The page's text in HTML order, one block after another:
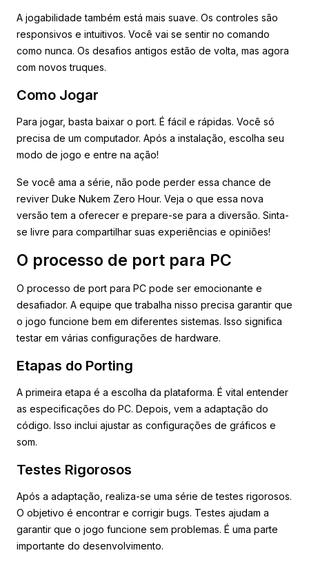
A jogabilidade também está mais suave. Os controles são
responsivos e intuitivos. Você vai se sentir no comando
como nunca. Os desafios antigos estão de volta, mas agora
com novos truques.
Como Jogar
Para jogar, basta baixar o port. É fácil e rápidas. Você só
precisa de um computador. Após a instalação, escolha seu
modo de jogo e entre na ação!
Se você ama a série, não pode perder essa chance de
reviver Duke Nukem Zero Hour. Veja o que essa nova
versão tem a oferecer e prepare-se para a diversão. Sinta-
se livre para compartilhar suas experiências e opiniões!
O processo de port para PC
O processo de port para PC pode ser emocionante e
desafiador. A equipe que trabalha nisso precisa garantir que
o jogo funcione bem em diferentes sistemas. Isso significa
testar em várias configurações de hardware.
Etapas do Porting
A primeira etapa é a escolha da plataforma. É vital entender
as especificações do PC. Depois, vem a adaptação do
código. Isso inclui ajustar as configurações de gráficos e
som.
Testes Rigorosos
Após a adaptação, realiza-se uma série de testes rigorosos.
O objetivo é encontrar e corrigir bugs. Testes ajudam a
garantir que o jogo funcione sem problemas. É uma parte
importante do desenvolvimento.